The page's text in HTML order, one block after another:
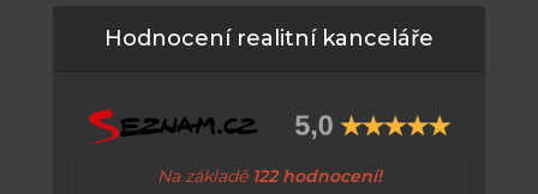
Hodnocení realitní kanceláře
Na základě 122 hodnocení!